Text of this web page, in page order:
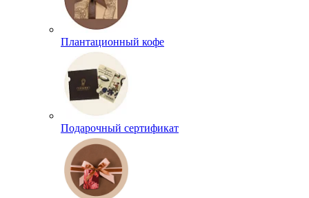
Плантационный кофе
Подарочный сертификат